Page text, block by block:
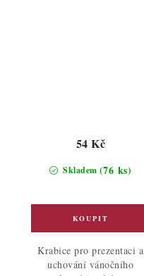
Skladem (76 ks)
54 Kč
Krabice pro prezentaci a
uchování vánočního